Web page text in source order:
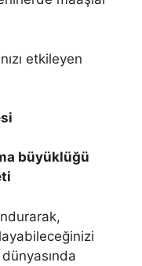
etkileyen
büyüklüğü